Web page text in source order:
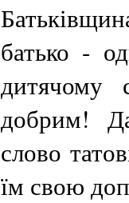
батько -
дитячому
добрим!
слово
їм свою